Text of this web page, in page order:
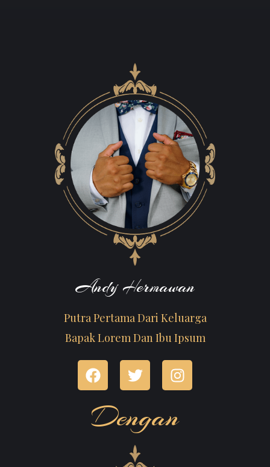
Andy Hermawan
Putra Pertama Dari Keluarga
Bapak Lorem Dan Ibu Ipsum
Dengan